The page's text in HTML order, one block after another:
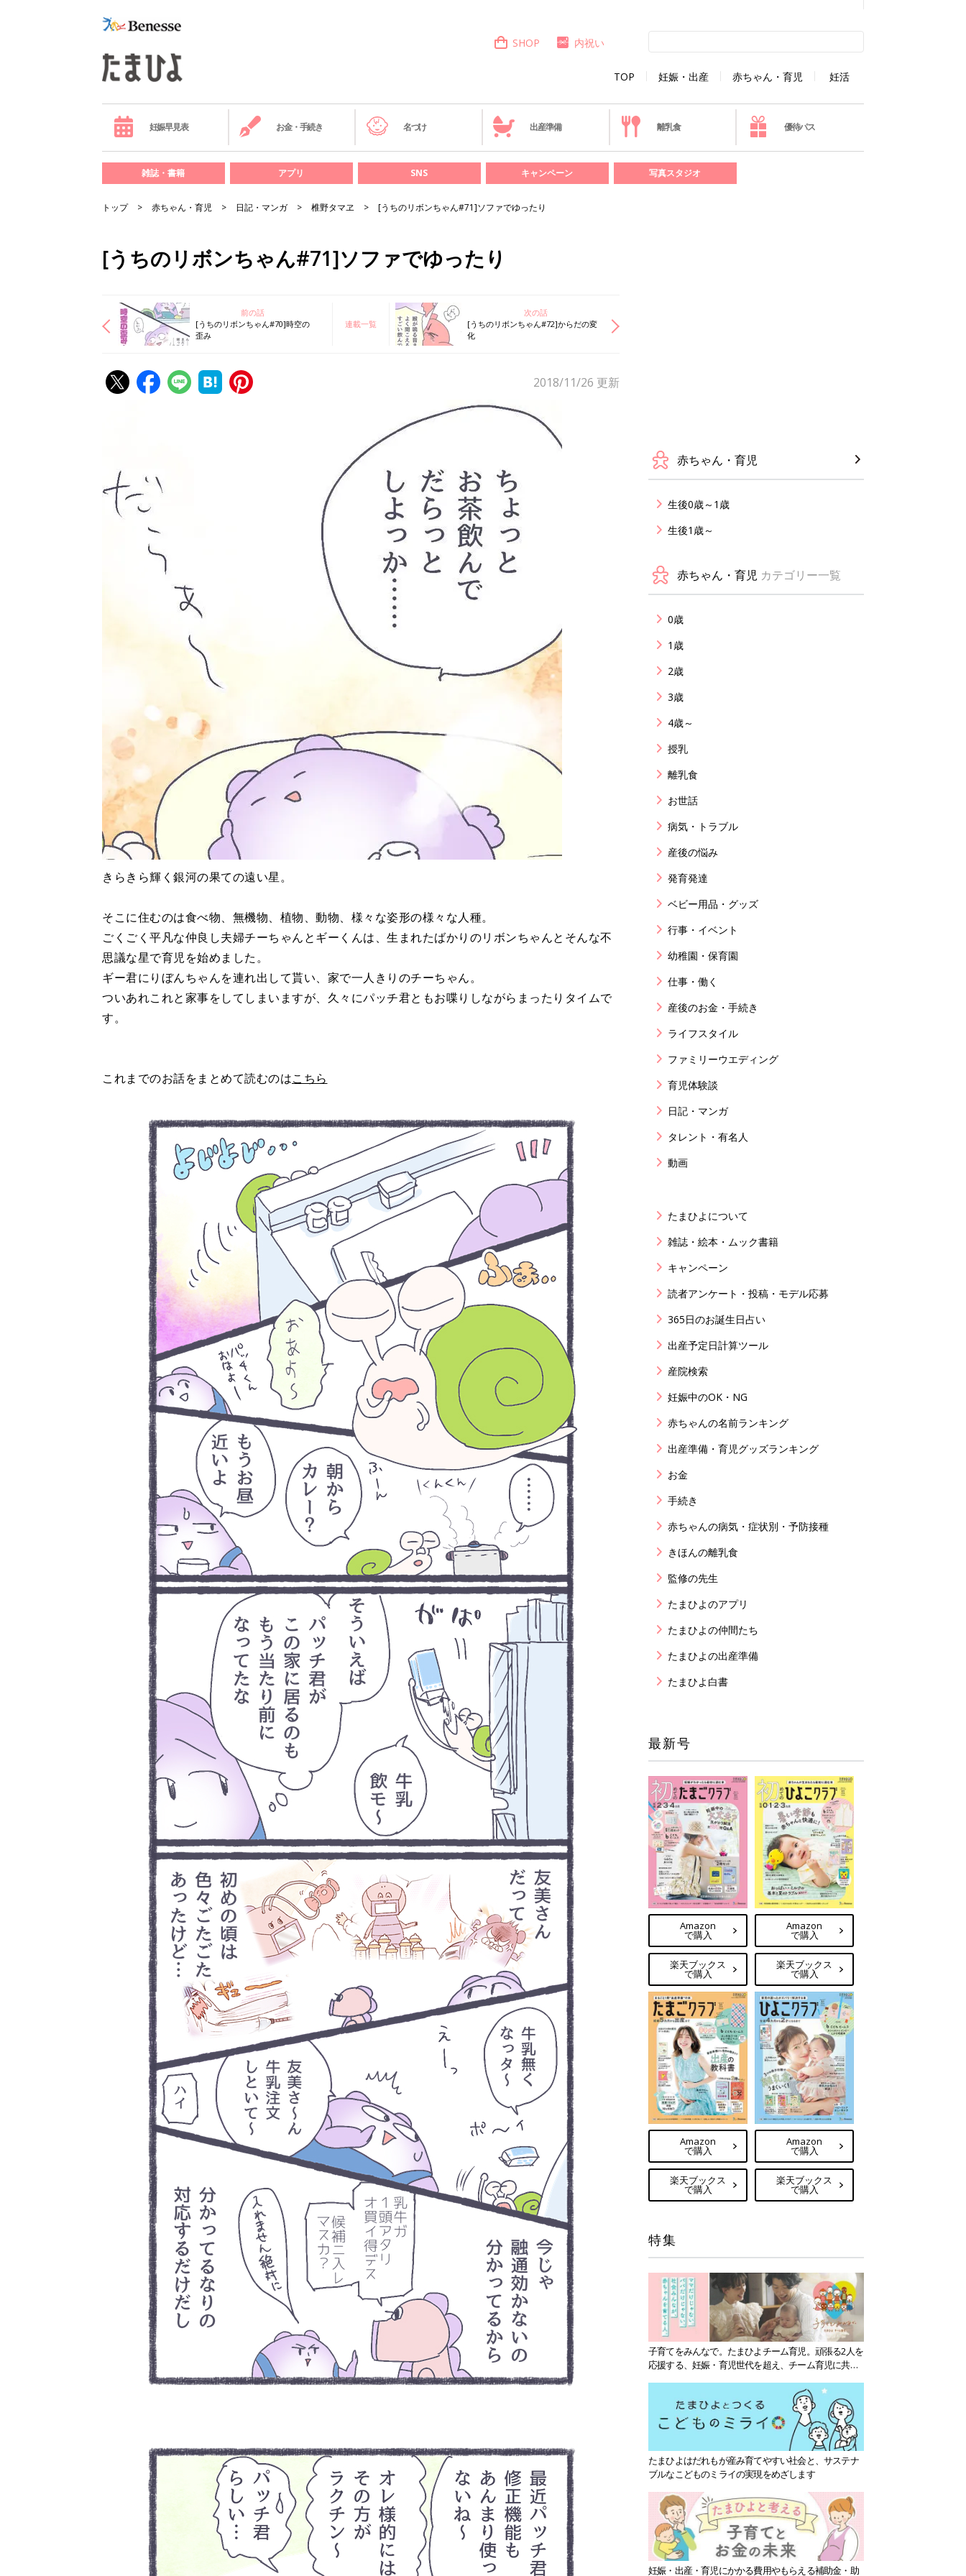
TOP 妊娠・出産 赤ちゃん・育児 妊活
SHOP 内祝い
妊娠早見表 お金・手続き 名づけ 出産準備 離乳食 優待パス
雑誌・書籍 アプリ SNS キャンペーン 写真スタジオ
トップ 赤ちゃん・育児 日記・マンガ 椎野タマヱ [うちのリボンちゃん#71]ソファでゆったり
[うちのリボンちゃん#71]ソファでゆったり
前の話
[うちのリボンちゃん#70]時空の
歪み
連載一覧
次の話
[うちのリボンちゃん#72]からだの変
化
2018/11/26 更新
きらきら輝く銀河の果ての遠い星。
そこに住むのは食べ物、無機物、植物、動物、様々な姿形の様々な人種。
ごくごく平凡な仲良し夫婦チーちゃんとギーくんは、生まれたばかりのリボンちゃんとそんな不
思議な星で育児を始めました。
ギー君にりぼんちゃんを連れ出して貰い、家で一人きりのチーちゃん。
ついあれこれと家事をしてしまいますが、久々にパッチ君ともお喋りしながらまったりタイムで
す。
これまでのお話をまとめて読むのはこちら
赤ちゃん・育児
生後0歳～1歳
生後1歳～
赤ちゃん・育児 カテゴリー一覧
0歳
1歳
2歳
3歳
4歳～
授乳
離乳食
お世話
病気・トラブル
産後の悩み
発育発達
ベビー用品・グッズ
行事・イベント
幼稚園・保育園
仕事・働く
産後のお金・手続き
ライフスタイル
ファミリーウエディング
育児体験談
日記・マンガ
タレント・有名人
動画
たまひよについて
雑誌・絵本・ムック書籍
キャンペーン
読者アンケート・投稿・モデル応募
365日のお誕生日占い
出産予定日計算ツール
産院検索
妊娠中のOK・NG
赤ちゃんの名前ランキング
出産準備・育児グッズランキング
お金
手続き
赤ちゃんの病気・症状別・予防接種
きほんの離乳食
監修の先生
たまひよのアプリ
たまひよの仲間たち
たまひよの出産準備
たまひよ白書
最新号
Amazon
で購入
楽天ブックス
で購入
Amazon
で購入
楽天ブックス
で購入
Amazon
で購入
楽天ブックス
で購入
Amazon
で購入
楽天ブックス
で購入
特集
子育てをみんなで。たまひよチーム育児。頑張る2人を
応援する、妊娠・育児世代を超え、チーム育児に共感
たまひよはだれもが産み育てやすい社会と、サステナ
ブルなこどものミライの実現をめざします
妊娠・出産・育児にかかる費用やもらえる補助金・助